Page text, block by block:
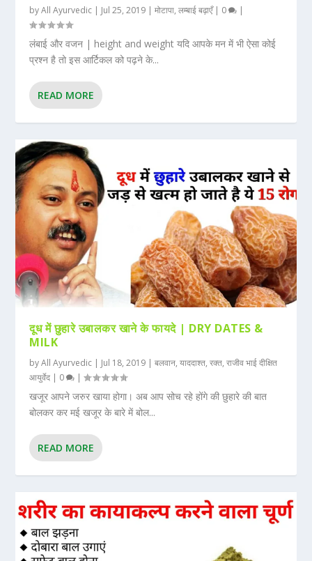
byAll Ayurvedic | Jul 25, 2019 |मोटापा,लम्बाई बढ़ाएँ| 0 |
लंबाई और वजन | height and weight यदि आपके मन में भी ऐसा कोई
प्रश्न है तो इस आर्टिकल को पढ़ने के...
READ MORE
दूध में छुहारे उबालकर खाने के फायदे | DRY DATES &
MILK
byAll Ayurvedic | Jul 18, 2019 |बलवान,याददाश्त,रक्त,राजीव भाई दीक्षित
आयुर्वेद | 0 |
खजूर आपने जरुर खाया होगा। अब आप सोच रहे होंगे की छुहारे की बात
बोलकर कर मई खजूर के बारे में बोल...
READ MORE